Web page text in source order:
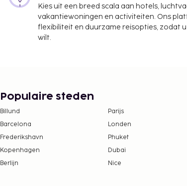
Kies uit een breed scala aan hotels,
vakantiewoningen en activiteiten. Ons
flexibiliteit en duurzame reisopties, zodat
wilt.
Populaire steden
Billund Parijs
Barcelona
Londen
Frederikshavn
Phuket
Kopenhagen
Dubai
Berlijn
Nice